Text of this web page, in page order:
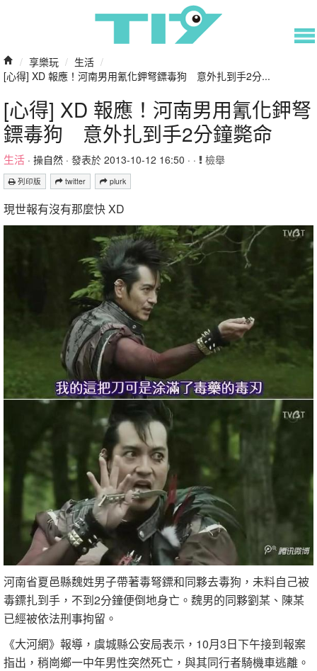
/ 享樂玩 / 生活 /
[心得] XD 報應！河南男用氰化鉀弩鏢毒狗 意外扎到手2分...
[心得] XD 報應！河南男用氰化鉀弩
鏢毒狗 意外扎到手2分鐘斃命
生活 · 操自然 · 發表於 2013-10-12 16:50 · · 檢舉
列印版 twitter plurk
現世報有沒有那麼快 XD
河南省夏邑縣魏姓男子帶著毒弩鏢和同夥去毒狗，未料自己被
毒鏢扎到手，不到2分鐘便倒地身亡。魏男的同夥劉某、陳某
已經被依法刑事拘留。
《大河網》報導，虞城縣公安局表示，10月3日下午接到報案
指出，稍崗鄉一中年男性突然死亡，與其同行者騎機車逃離。